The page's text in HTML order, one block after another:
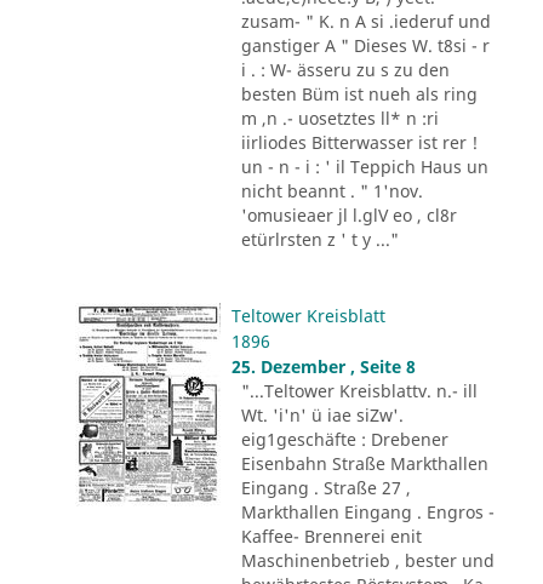
zusam- " K. n A si .iederuf und
ganstiger A " Dieses W. t8si - r
i . : W- ässeru zu s zu den
besten Büm ist nueh als ring
m ,n .- uosetztes ll* n :ri
iirliodes Bitterwasser ist rer !
un - n - i : ' il Teppich Haus un
nicht beannt . " 1'nov.
'omusieaer jl l.glV eo , cl8r
etürlrsten z ' t y ..."
Teltower Kreisblatt
1896
25. Dezember , Seite 8
"...Teltower Kreisblattv. n.- ill
Wt. 'i'n' ü iae siZw'.
eig1geschäfte : Drebener
Eisenbahn Straße Markthallen
Eingang . Straße 27 ,
Markthallen Eingang . Engros -
Kaffee- Brennerei enit
Maschinenbetrieb , bester und